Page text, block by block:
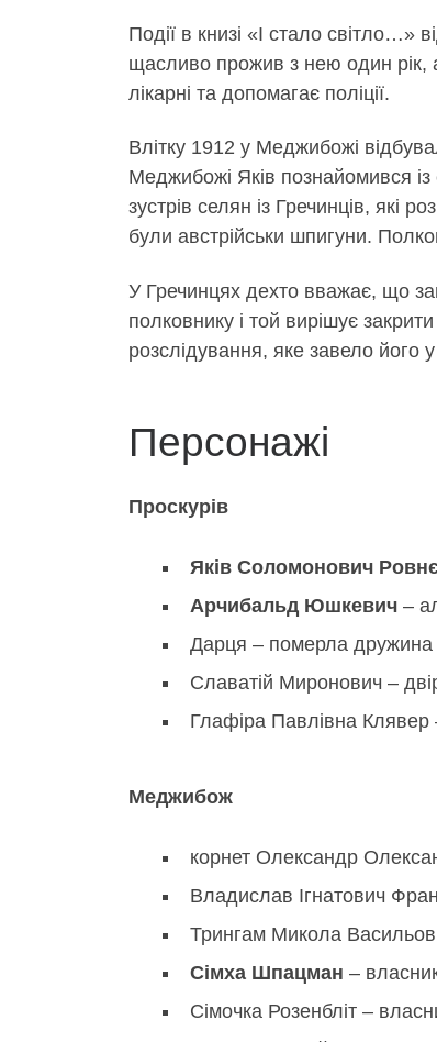
Події в книзі «І стало світло…»
щасливо прожив з нею один рік,
лікарні та допомагає поліції.
Влітку 1912 у Меджибожі
Меджибожі Яків познайомився
зустрів селян із Гречинців, які
були австрійськи шпигуни.
У Гречинцях дехто вважає, що
полковнику і той вирішує
розслідування, яке завело його
Персонажі
Проскурів
Яків Соломонович
Арчибальд Юшкевич –
Дарця – померла дружина
Славатій Миронович –
Глафіра Павлівна Клявер
Меджибож
корнет Олександр
Владислав Ігнатович
Трингам Микола
Сімха Шпацман –
Сімочка Розенбліт –